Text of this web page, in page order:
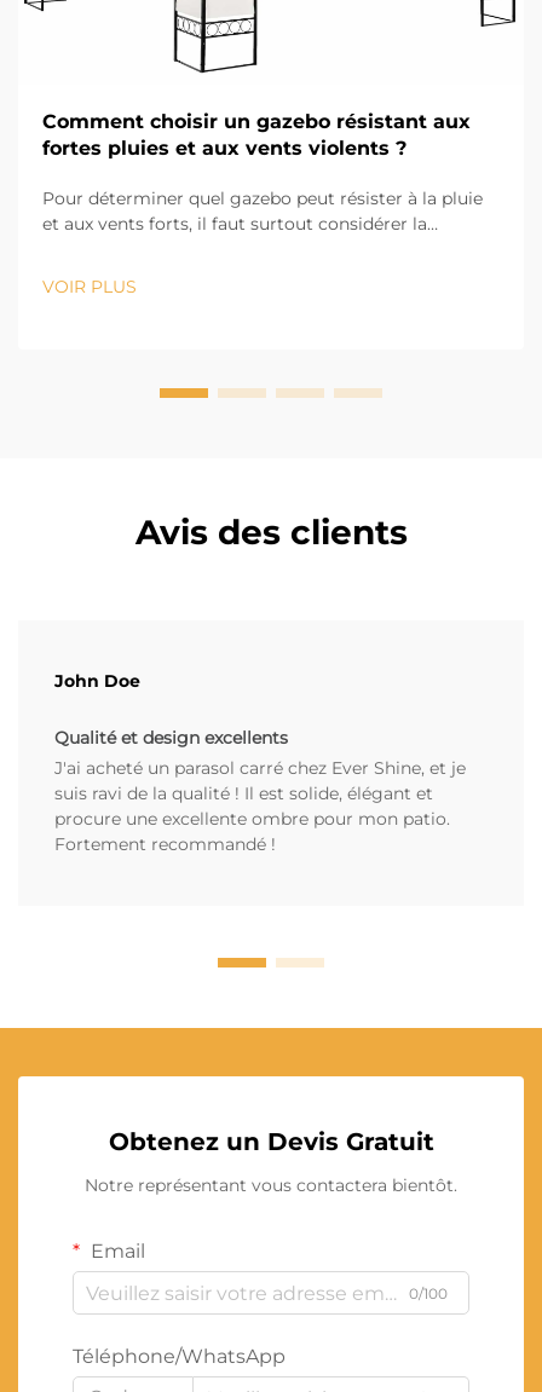
Comment choisir un gazebo résistant aux
fortes pluies et aux vents violents ?
Pour déterminer quel gazebo peut résister à la pluie
et aux vents forts, il faut surtout considérer la
ans d'expérience dans le secteur, sait que la première
VOIR PLUS
Avis des clients
John Doe
Qualité et design excellents
J'ai acheté un parasol carré chez Ever Shine, et je
suis ravi de la qualité ! Il est solide, élégant et
procure une excellente ombre pour mon patio.
Fortement recommandé !
Obtenez un Devis Gratuit
Notre représentant vous contactera bientôt.
Email
0/100
Téléphone/WhatsApp